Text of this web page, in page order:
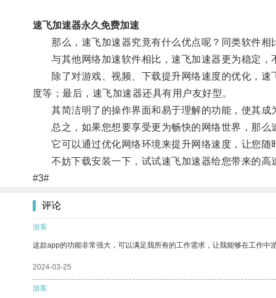
速飞加速器永久免费加速
那么，速飞加速器究竟有什么优点呢？同类软件相
与其他网络加速软件相比，速飞加速器更为稳定，
除了对游戏、视频、下载提升网络速度的优化，速
度等；最后，速飞加速器还具有用户友好型。
其简洁明了的操作界面和易于理解的功能，使其成
总之，如果您想要享受更为畅快的网络世界，那么
它可以通过优化网络环境来提升网络速度，让您随
不妨下载安装一下，试试速飞加速器给您带来的高
#3#
评论
游客
这款app的功能非常强大，可以满足我所有的工作需求，让我能够在工作中游
2024-03-25
游客